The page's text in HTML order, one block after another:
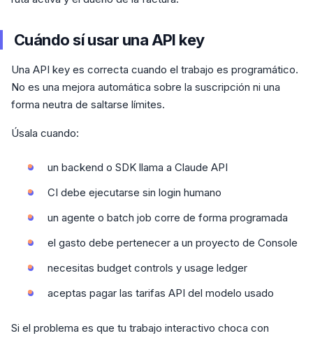
Cuándo sí usar una API key
Una API key es correcta cuando el trabajo es programático.
No es una mejora automática sobre la suscripción ni una
forma neutra de saltarse límites.
Úsala cuando:
un backend o SDK llama a Claude API
CI debe ejecutarse sin login humano
un agente o batch job corre de forma programada
el gasto debe pertenecer a un proyecto de Console
necesitas budget controls y usage ledger
aceptas pagar las tarifas API del modelo usado
Si el problema es que tu trabajo interactivo choca con